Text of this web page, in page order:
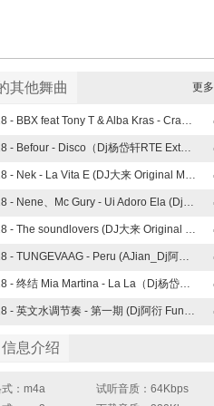
其他舞曲 更多
128 - BBX feat Tony T & Alba Kras - Crazy (Dj杨岱轩RTE·Studio Bootleg Mix 沈阳风)
128 - Befour - Disco（Dj杨岱轩RTE Extended Mix 沈阳风)
128 - Nek - La Vita E (DJ大来 Original Mix 沈阳风)
128 - Nene、Mc Gury - Ui Adoro Ela (Dj阿衍 FunkyHouse Mix)
128 - The soundlovers (DJ大来 Original Mix 沈阳风)
128 - TUNGEVAAG - Peru (AJian_Dj阿健 Official Mix 沈阳风)
128 - 终结 Mia Martina - La La（Dj杨岱轩 Extended Mix 沈阳风)
128 - 英文水调节奏 - 第一期 (Dj阿衍 FunkyHouse Mix)
息介绍
：m4a
试听音质：64Kbps